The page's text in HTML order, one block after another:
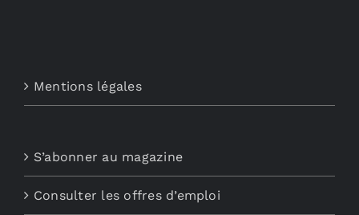
Mentions légales
S’abonner au magazine
Consulter les offres d’emploi